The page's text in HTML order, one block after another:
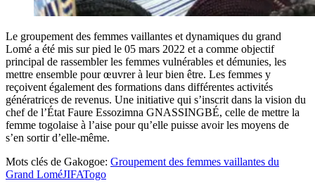
Le groupement des femmes vaillantes et dynamiques du grand
Lomé a été mis sur pied le 05 mars 2022 et a comme objectif
principal de rassembler les femmes vulnérables et démunies, les
mettre ensemble pour œuvrer à leur bien être. Les femmes y
reçoivent également des formations dans différentes activités
génératrices de revenus. Une initiative qui s’inscrit dans la vision du
chef de l’État Faure Essozimna GNASSINGBÉ, celle de mettre la
femme togolaise à l’aise pour qu’elle puisse avoir les moyens de
s’en sortir d’elle-même.
Mots clés de Gakogoe: Groupement des femmes vaillantes du
Grand LoméJIFATogo